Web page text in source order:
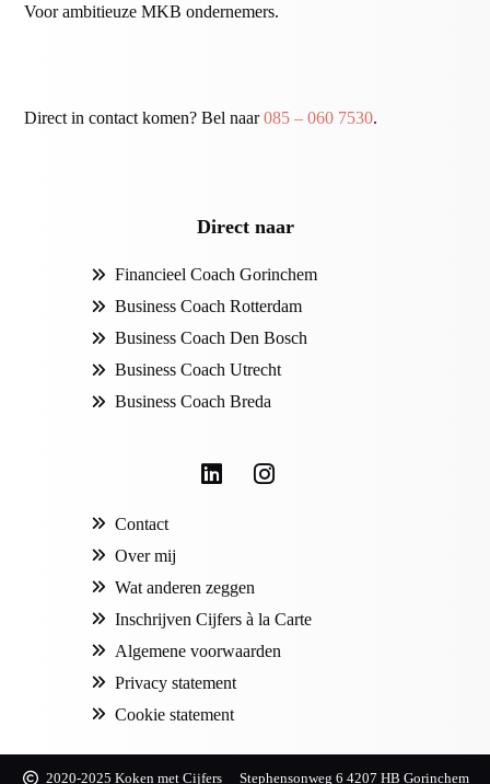
Voor ambitieuze MKB ondernemers.
Direct in contact komen? Bel naar085 – 060 7530.
Direct naar
Financieel Coach Gorinchem
Business Coach Rotterdam
Business Coach Den Bosch
Business Coach Utrecht
Business Coach Breda
Contact
Over mij
Wat anderen zeggen
Inschrijven Cijfers à la Carte
Algemene voorwaarden
Privacy statement
Cookie statement
2020-2025 Koken met Cijfers Stephensonweg 6 4207 HB Gorinchem